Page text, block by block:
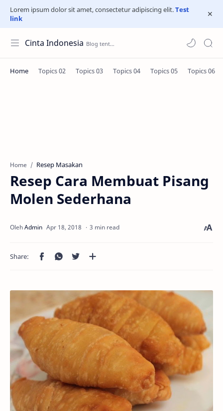
Lorem ipsum dolor sit amet, consectetur adipiscing elit.Test
link
Cinta Indonesia
Home Resep Masakan
Resep Cara Membuat Pisang
Molen Sederhana
3 min read